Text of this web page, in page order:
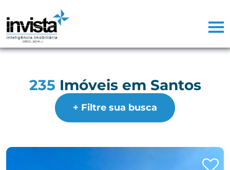
235 Imóveis em Santos
+ Filtre sua busca